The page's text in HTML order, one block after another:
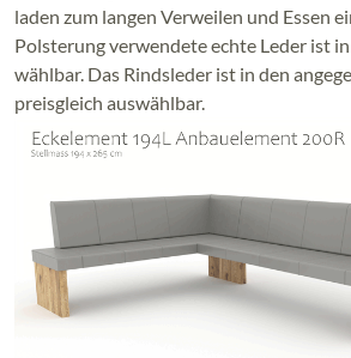
laden zum langen Verweilen und Essen
Polsterung verwendete echte Leder ist
wählbar. Das Rindsleder ist in den
preisgleich auswählbar.